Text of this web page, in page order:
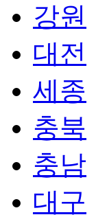
강원
대전
세종
충북
충남
대구